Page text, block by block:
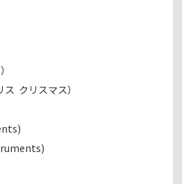
クリスマス）